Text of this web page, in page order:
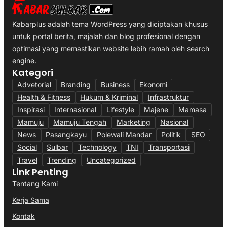
Kabarplus adalah tema WordPress yang diciptakan khusus
untuk portal berita, majalah dan blog profesional dengan
optimasi yang memastikan website lebih ramah oleh search
engine.
Kategori
Advetorial Branding Business
Ekonomi
Health & Fitness
Hukum & Kriminal
Infrastruktur
Inspirasi
Internasional Lifestyle Majene
Mamasa
Mamuju
Mamuju Tengah Marketing
Nasional
News
Pasangkayu Polewali Mandar Politik
SEO
Social
Sulbar Technology TNI
Transportasi
Travel
Trending Uncategorized
Link Penting
Tentang Kami
Kerja Sama
Kontak